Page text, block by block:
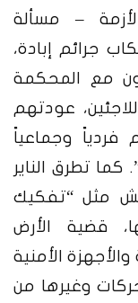
– مسألة
جرائم إبادة،
مع المحكمة
عودتهم
فردياً وجماعياً
تطرق الناير
مثل “تفكيك
قضية الأرض
الأمنية
وغيرها من